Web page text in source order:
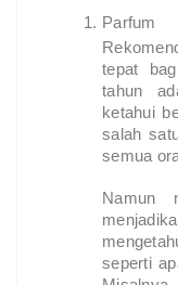
Parfum
tepat
tahun
ketahui
salah
semua
Namun
seperti